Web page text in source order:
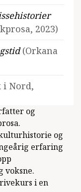
2023)
(Orkana
i Nord,
Nord,
og
og
erfaring
voksne.
i en